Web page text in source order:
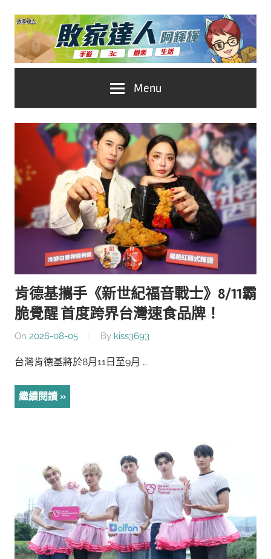
Skip
content
家
人
推
薦
No.1
遊
技
自
媒
體。
Menu
肯德基攜手《新世紀福音戰士》8/11霸
脆覺醒 首度跨界台灣速食品牌！
On 2026-08-05 By kiss3693
台灣肯德基將於8月11日至9月 …
繼續閱讀